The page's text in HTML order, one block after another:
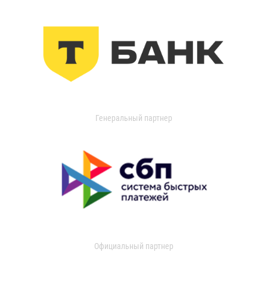
Генеральный партнер
Официальный партнер